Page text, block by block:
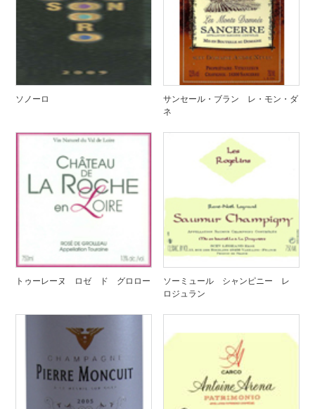
ソノーロ
サンセール・ブラン レ・モン・ダ
ネ
トゥーレーヌ ロゼ ド グロロー
ソーミュール シャンピニー レ
ロジュラン